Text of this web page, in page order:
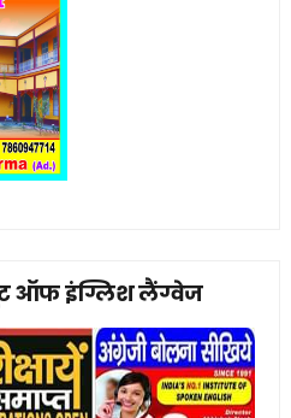
ऑफ इंग्लिश लैंग्वेज